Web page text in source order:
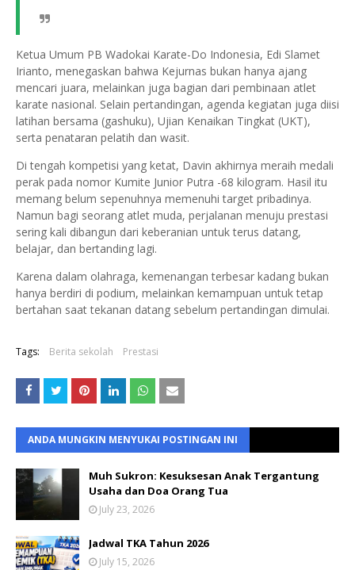
Ketua Umum PB Wadokai Karate-Do Indonesia, Edi Slamet
Irianto, menegaskan bahwa Kejurnas bukan hanya ajang
mencari juara, melainkan juga bagian dari pembinaan atlet
karate nasional. Selain pertandingan, agenda kegiatan juga diisi
latihan bersama (gashuku), Ujian Kenaikan Tingkat (UKT),
serta penataran pelatih dan wasit.
Di tengah kompetisi yang ketat, Davin akhirnya meraih medali
perak pada nomor Kumite Junior Putra -68 kilogram. Hasil itu
memang belum sepenuhnya memenuhi target pribadinya.
Namun bagi seorang atlet muda, perjalanan menuju prestasi
sering kali dibangun dari keberanian untuk terus datang,
belajar, dan bertanding lagi.
Karena dalam olahraga, kemenangan terbesar kadang bukan
hanya berdiri di podium, melainkan kemampuan untuk tetap
bertahan saat tekanan datang sebelum pertandingan dimulai.
Tags: Berita sekolah Prestasi
ANDA MUNGKIN MENYUKAI POSTINGAN INI
Muh Sukron: Kesuksesan Anak Tergantung
Usaha dan Doa Orang Tua
July 23, 2026
Jadwal TKA Tahun 2026
July 15, 2026